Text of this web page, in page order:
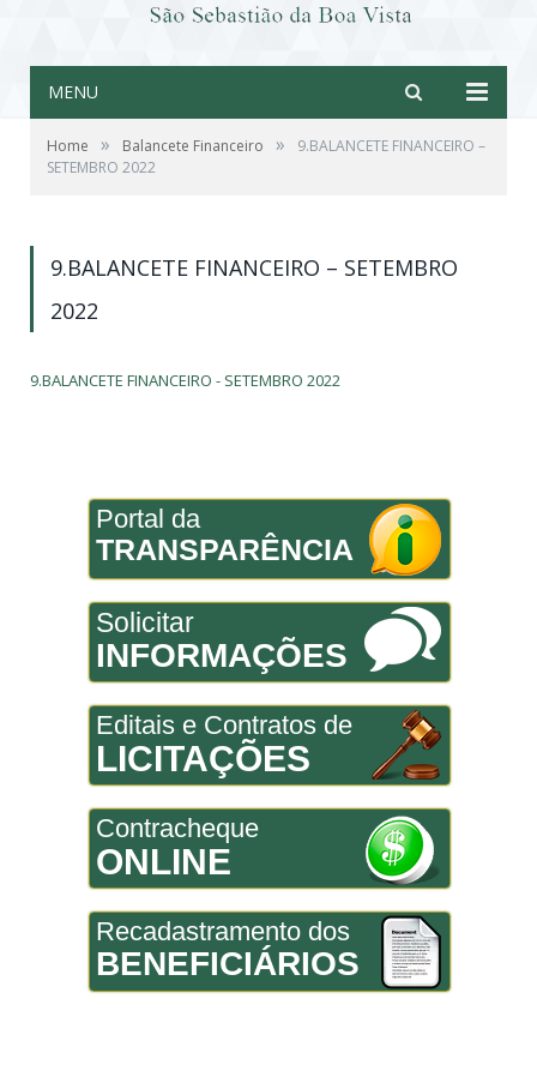
MENU
Home » Balancete Financeiro »
9.BALANCETE FINANCEIRO –
SETEMBRO 2022
9.BALANCETE FINANCEIRO – SETEMBRO
2022
9.BALANCETE FINANCEIRO - SETEMBRO 2022
Portal da
TRANSPARÊNCIA
Solicitar
INFORMAÇÕES
Editais e Contratos de
LICITAÇÕES
Contracheque
ONLINE
Recadastramento dos
BENEFICIÁRIOS